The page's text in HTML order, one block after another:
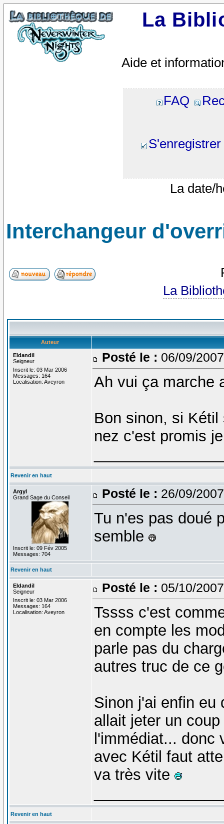
La
Aide et
FAQ
S'enregistrer
La date/
Interchangeur
La
Auteur
Eldandil
Seigneur
Inscrit le: 03 Mar 2006
Messages: 164
Localisation: Aveyron
Posté le : 06/09/
Ah vui ça marche
Bon sinon, si
nez c'est promis
Revenir en haut
Argyl
Grand Sage du Conseil
Inscrit le: 09 Fév 2005
Messages: 704
Posté le : 26/09/
Tu n'es pas doué
semble
Revenir en haut
Eldandil
Seigneur
Inscrit le: 03 Mar 2006
Messages: 164
Localisation: Aveyron
Posté le : 05/10/
Tssss c'est
en compte les
parle pas du
autres truc de ce
Sinon j'ai enfin
allait jeter un
l'immédiat... donc
avec Kétil faut
va très vite
Revenir en haut